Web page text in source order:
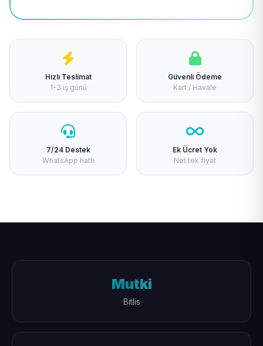
Hızlı Teslimat
1-3 iş günü
Güvenli Ödeme
Kart / Havale
7/24 Destek
WhatsApp hattı
Ek Ücret Yok
Net tek fiyat
Mutki
Bitlis